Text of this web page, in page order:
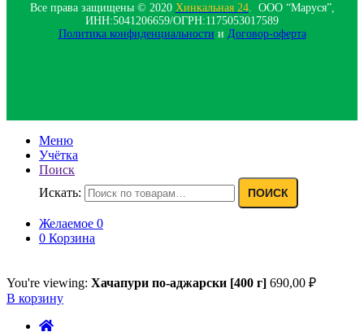
Все права защищены © 2020 Хинкальная 24. ООО “Маруся”,
ИНН:5041206659/ОГРН:1175053017589
Политика конфиденциальности‍ и Договор-оферта
Меню
Учётка
Поиск
Искать:
ПОИСК
Желаемое 0
0 Корзина
You're viewing: Хачапури по-аджарски [400 г] 690,00 ₽
В корзину